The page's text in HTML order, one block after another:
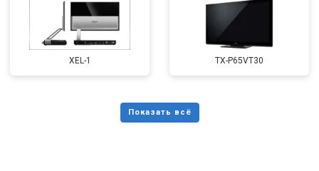
XEL-1 TX-P65VT30